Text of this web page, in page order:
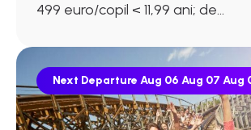
499 euro/copil < 11,99 ani; de...
Next Departure Aug 06 Aug 07 Aug